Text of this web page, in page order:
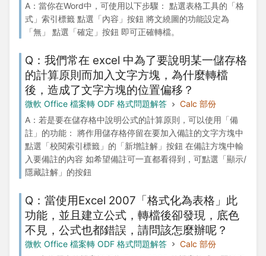
A：當你在Word中，可使用以下步驟： 點選表格工具的「格
式」索引標籤 點選「內容」按鈕 將文繞圖的功能設定為
「無」 點選「確定」按鈕 即可正確轉檔。
Q：我們常在 excel 中為了要說明某一儲存格
的計算原則而加入文字方塊，為什麼轉檔
後，造成了文字方塊的位置偏移？
微軟 Office 檔案轉 ODF 格式問題解答
Calc 部份
A：若是要在儲存格中說明公式的計算原則，可以使用「備
註」的功能： 將作用儲存格停留在要加入備註的文字方塊中
點選「校閱索引標籤」的「新增註解」按鈕 在備註方塊中輸
入要備註的內容 如希望備註可一直都看得到，可點選「顯示/
隱藏註解」的按鈕
Q：當使用Excel 2007「格式化為表格」此
功能，並且建立公式，轉檔後卻發現，底色
不見，公式也都錯誤，請問該怎麼辦呢？
微軟 Office 檔案轉 ODF 格式問題解答
Calc 部份